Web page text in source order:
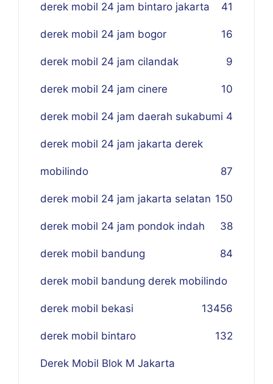
derek mobil 24 jam bintaro jakarta 41
derek mobil 24 jam bogor 16
derek mobil 24 jam cilandak 9
derek mobil 24 jam cinere 10
derek mobil 24 jam daerah sukabumi 4
derek mobil 24 jam jakarta derek
mobilindo 87
derek mobil 24 jam jakarta selatan 150
derek mobil 24 jam pondok indah 38
derek mobil bandung 84
derek mobil bandung derek mobilindo
56
derek mobil bekasi 134
derek mobil bintaro 132
Derek Mobil Blok M Jakarta